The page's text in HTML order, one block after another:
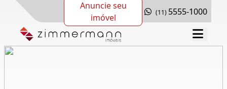
Anuncie seu
imóvel
(11) 5555-1000